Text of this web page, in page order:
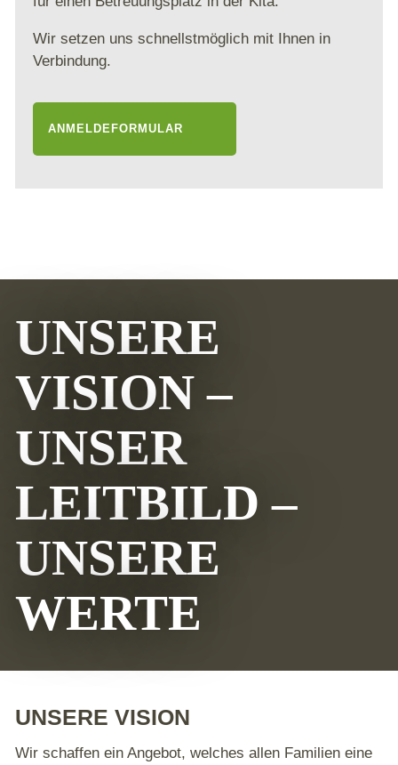
Wir setzen uns schnellstmöglich mit Ihnen in
Verbindung.
ANMELDEFORMULAR
UNSERE
VISION –
UNSER
LEITBILD –
UNSERE
WERTE
UNSERE VISION
Wir schaffen ein Angebot, welches allen Familien eine